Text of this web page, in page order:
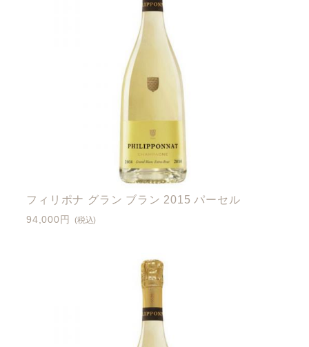
フィリポナ グラン ブラン 2015 パーセル
94,000円 (税込)